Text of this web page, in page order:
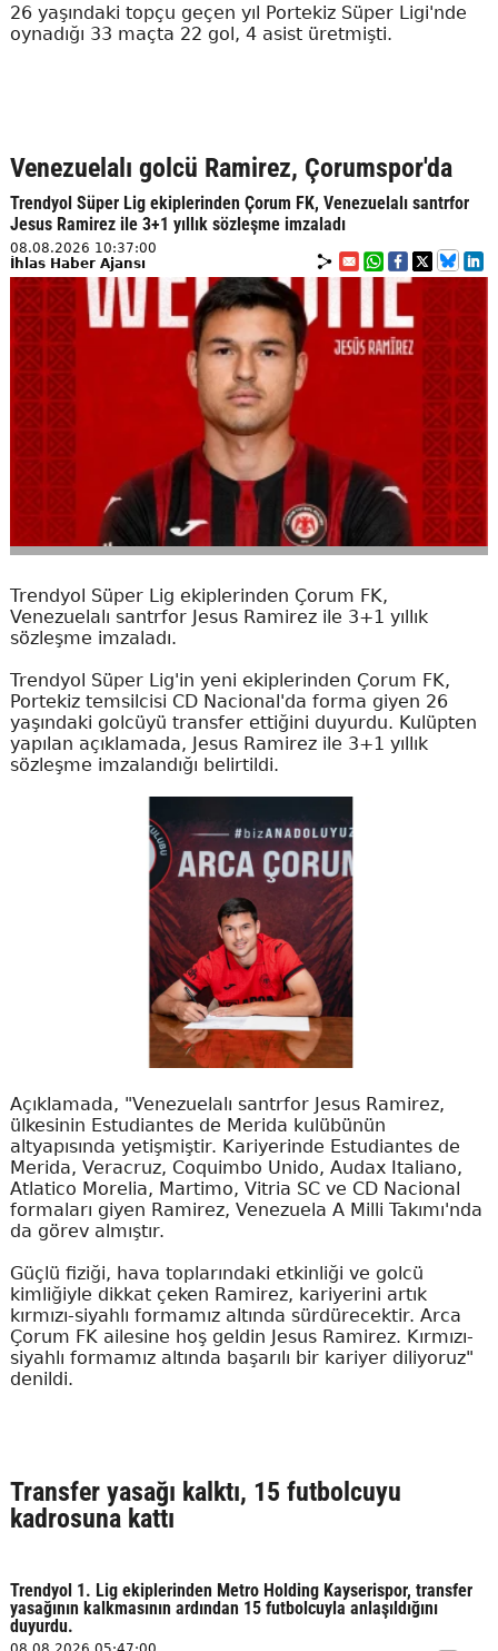
26 yaşındaki topçu geçen yıl Portekiz Süper Ligi'nde
oynadığı 33 maçta 22 gol, 4 asist üretmişti.
Venezuelalı golcü Ramirez, Çorumspor'da
Trendyol Süper Lig ekiplerinden Çorum FK, Venezuelalı santrfor
Jesus Ramirez ile 3+1 yıllık sözleşme imzaladı
08.08.2026 10:37:00
İhlas Haber Ajansı
Trendyol Süper Lig ekiplerinden Çorum FK,
Venezuelalı santrfor Jesus Ramirez ile 3+1 yıllık
sözleşme imzaladı.
Trendyol Süper Lig'in yeni ekiplerinden Çorum FK,
Portekiz temsilcisi CD Nacional'da forma giyen 26
yaşındaki golcüyü transfer ettiğini duyurdu. Kulüpten
yapılan açıklamada, Jesus Ramirez ile 3+1 yıllık
sözleşme imzalandığı belirtildi.
Açıklamada, "Venezuelalı santrfor Jesus Ramirez,
ülkesinin Estudiantes de Merida kulübünün
altyapısında yetişmiştir. Kariyerinde Estudiantes de
Merida, Veracruz, Coquimbo Unido, Audax Italiano,
Atlatico Morelia, Martimo, Vitria SC ve CD Nacional
formaları giyen Ramirez, Venezuela A Milli Takımı'nda
da görev almıştır.
Güçlü fiziği, hava toplarındaki etkinliği ve golcü
kimliğiyle dikkat çeken Ramirez, kariyerini artık
kırmızı-siyahlı formamız altında sürdürecektir. Arca
Çorum FK ailesine hoş geldin Jesus Ramirez. Kırmızı-
siyahlı formamız altında başarılı bir kariyer diliyoruz"
denildi.
Transfer yasağı kalktı, 15 futbolcuyu
kadrosuna kattı
Trendyol 1. Lig ekiplerinden Metro Holding Kayserispor, transfer
yasağının kalkmasının ardından 15 futbolcuyla anlaşıldığını
duyurdu.